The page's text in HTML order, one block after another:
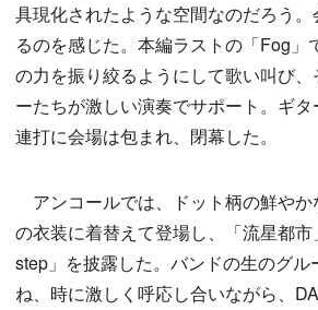
具現化されたような空間なのだろう
るのを感じた。本編ラストの「Fog」
の力を振り絞るようにして歌い叫び
ーたちが激しい演奏でサポート。ギ
連打に会場は包まれ、閉幕した。
アンコールでは、ドット柄の鮮やか
の衣装に着替えて登場し、「流星都
step」を披露した。バンドの生のグ
ね、時に激しく呼応し合いながら、